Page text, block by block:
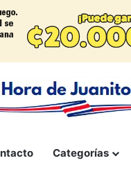
Categorías